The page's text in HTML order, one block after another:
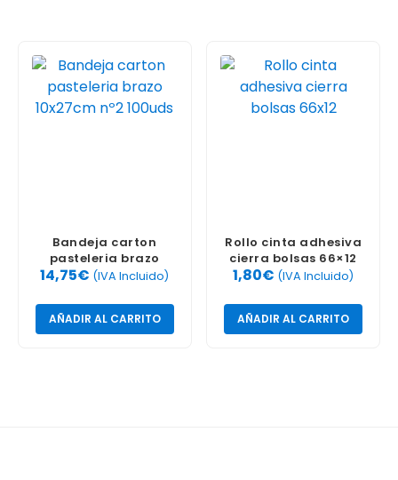
Bandeja carton
pasteleria brazo
10x27cm nº2 100uds
14,75€ (IVA Incluido)
AÑADIR AL CARRITO
Rollo cinta adhesiva
cierra bolsas 66×12
1,80€ (IVA Incluido)
AÑADIR AL CARRITO